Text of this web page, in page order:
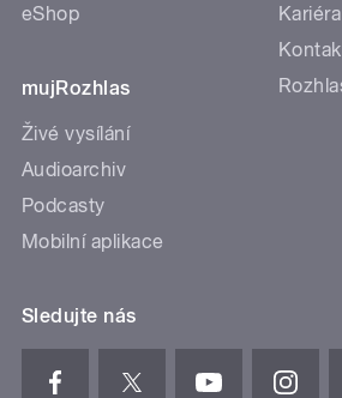
eShop
mujRozhlas
Živé vysílání
Audioarchiv
Podcasty
Mobilní aplikace
Kariéra
Sledujte nás